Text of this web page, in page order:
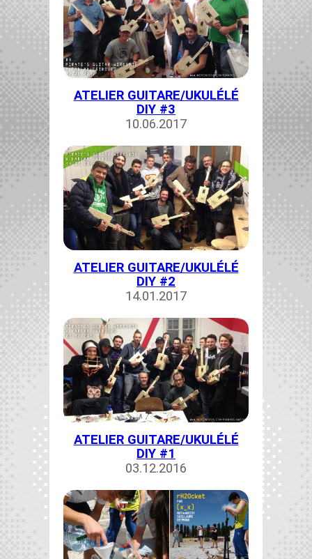
ATELIER GUITARE/UKULÉLÉ
DIY #3
10.06.2017
ATELIER GUITARE/UKULÉLÉ
DIY #2
14.01.2017
ATELIER GUITARE/UKULÉLÉ
DIY #1
03.12.2016